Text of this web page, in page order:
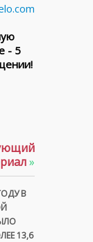
- 5
»
В
13,6